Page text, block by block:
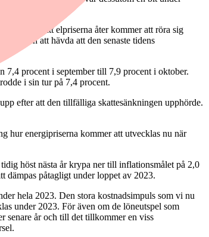
risk att elpriserna åter kommer att röra sig
att hävda att den senaste tidens
7,4 procent i september till 7,9 procent i oktober.
i sin tur på 7,4 procent.
efter att den tillfälliga skattesänkningen upphörde.
hur energipriserna kommer att utvecklas nu när
höst nästa år krypa ner till inflationsmålet på 2,0
dämpas påtagligt under loppet av 2023.
hela 2023. Den stora kostnadsimpuls som vi nu
under 2023. För även om de löneutspel som
senare år och till det tillkommer en viss